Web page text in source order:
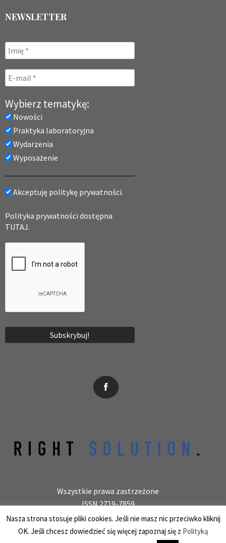
NEWSLETTER
Wybierz tematykę:
Nowości
Praktyka laboratoryjna
Wydarzenia
Wyposażenie
Akceptuję politykę prywatności.
Polityka prywatności dostępna
TUTAJ.
Wszystkie prawa zastrzeżone
ISSN 2719-7859
Wydawca: laboratoryjnie.pl Krzysztof Wołowiec
25-150 Kielce, ul. Barwinek 9/31, REGON 387847966
Nasza strona stosuje pliki cookies. Jeśli nie masz nic przeciwko kliknij
OK. Jeśli chcesz dowiedzieć się więcej zapoznaj się z Polityką